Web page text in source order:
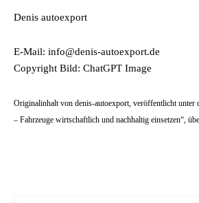
Denis autoexport
E-Mail: info@denis-autoexport.de
Copyright Bild: ChatGPT Image
Originalinhalt von denis-autoexport, veröffentlicht unter
– Fahrzeuge wirtschaftlich und nachhaltig einsetzen“,